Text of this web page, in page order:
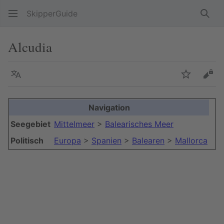
SkipperGuide
Alcudia
Sprache
Navigation
Seegebiet Mittelmeer > Balearisches Meer
Politisch
Europa > Spanien > Balearen > Mallorca
+
−